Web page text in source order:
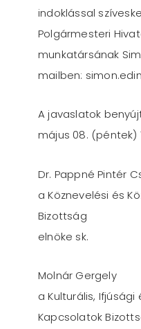
indoklással
Polgármesteri
munkatársának
mailben:
A javaslatok
május 08. (péntek)
Dr. Pappné Pintér
a Köznevelési és
Bizottság
elnöke sk.
Molnár Gergely
a Kulturális, Ifjúsági
Kapcsolatok